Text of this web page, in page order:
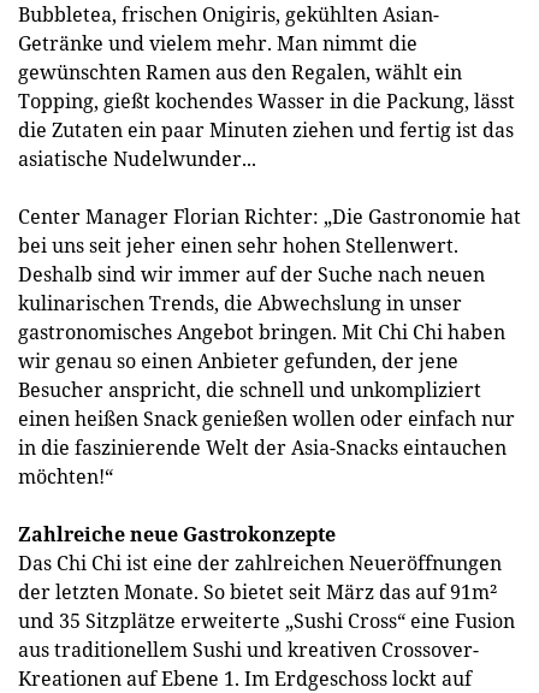
Bubbletea, frischen Onigiris, gekühlten Asian-
Getränke und vielem mehr. Man nimmt die
gewünschten Ramen aus den Regalen, wählt ein
Topping, gießt kochendes Wasser in die Packung, lässt
die Zutaten ein paar Minuten ziehen und fertig ist das
asiatische Nudelwunder...
Center Manager Florian Richter: „Die Gastronomie hat
bei uns seit jeher einen sehr hohen Stellenwert.
Deshalb sind wir immer auf der Suche nach neuen
kulinarischen Trends, die Abwechslung in unser
gastronomisches Angebot bringen. Mit Chi Chi haben
wir genau so einen Anbieter gefunden, der jene
Besucher anspricht, die schnell und unkompliziert
einen heißen Snack genießen wollen oder einfach nur
in die faszinierende Welt der Asia-Snacks eintauchen
möchten!“
Zahlreiche neue Gastrokonzepte
Das Chi Chi ist eine der zahlreichen Neueröffnungen
der letzten Monate. So bietet seit März das auf 91m²
und 35 Sitzplätze erweiterte „Sushi Cross“ eine Fusion
aus traditionellem Sushi und kreativen Crossover-
Kreationen auf Ebene 1. Im Erdgeschoss lockt auf